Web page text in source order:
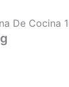
De Cocina